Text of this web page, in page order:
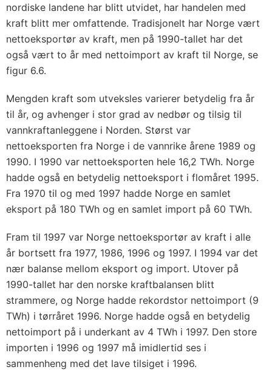
nordiske landene har blitt utvidet, har handelen med
kraft blitt mer omfattende. Tradisjonelt har Norge vært
nettoeksportør av kraft, men på 1990-tallet har det
også vært to år med nettoimport av kraft til Norge, se
figur 6.6.
Mengden kraft som utveksles varierer betydelig fra år
til år, og avhenger i stor grad av nedbør og tilsig til
vannkraftanleggene i Norden. Størst var
nettoeksporten fra Norge i de vannrike årene 1989 og
1990. I 1990 var nettoeksporten hele 16,2 TWh. Norge
hadde også en betydelig nettoeksport i flomåret 1995.
Fra 1970 til og med 1997 hadde Norge en samlet
eksport på 180 TWh og en samlet import på 60 TWh.
Fram til 1997 var Norge nettoeksportør av kraft i alle
år bortsett fra 1977, 1986, 1996 og 1997. I 1994 var det
nær balanse mellom eksport og import. Utover på
1990-tallet har den norske kraftbalansen blitt
strammere, og Norge hadde rekordstor nettoimport (9
TWh) i tørråret 1996. Norge hadde også en betydelig
nettoimport på i underkant av 4 TWh i 1997. Den store
importen i 1996 og 1997 må imidlertid ses i
sammenheng med det lave tilsiget i 1996.